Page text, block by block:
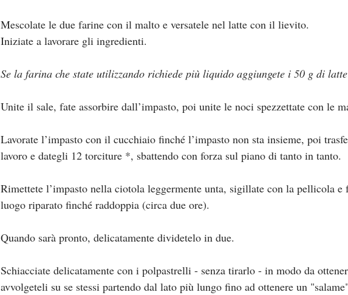
Mescolate le due farine con il malto e versatele nel latte con il lievito.
Iniziate a lavorare gli ingredienti.
Se la farina che state utilizzando richiede più liquido aggiungete i 50 g di
Unite il sale, fate assorbire dall’impasto, poi unite le noci spezzettate con le
Lavorate l’impasto con il cucchiaio finché l’impasto non sta insieme, poi
lavoro e dategli 12 torciture *, sbattendo con forza sul piano di tanto in tanto.
Rimettete l’impasto nella ciotola leggermente unta, sigillate con la pellicola
luogo riparato finché raddoppia (circa due ore).
Quando sarà pronto, delicatamente dividetelo in due.
Schiacciate delicatamente con i polpastrelli - senza tirarlo - in modo da
avvolgeteli su se stessi partendo dal lato più lungo fino ad ottenere un